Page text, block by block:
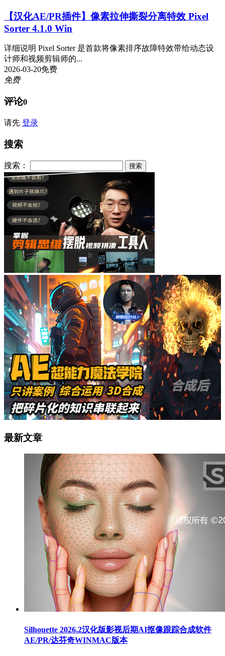
【汉化AE/PR插件】像素拉伸撕裂分离特效 Pixel
Sorter 4.1.0 Win
详细说明 Pixel Sorter 是首款将像素排序故障特效带给动态设
计师和视频剪辑师的...
2026-03-20免费
免费
评论0
请先 登录
搜索
搜索：
最新文章
Silhouette 2026.2汉化版影视后期AI抠像跟踪合成软件
AE/PR/达芬奇WINMAC版本